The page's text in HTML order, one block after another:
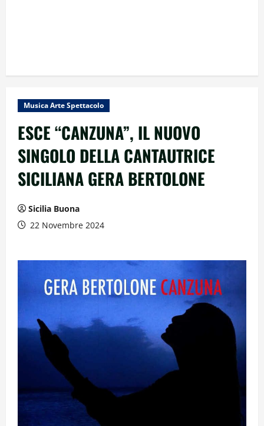
Musica Arte Spettacolo
ESCE “CANZUNA”, IL NUOVO
SINGOLO DELLA CANTAUTRICE
SICILIANA GERA BERTOLONE
Sicilia Buona
22 Novembre 2024